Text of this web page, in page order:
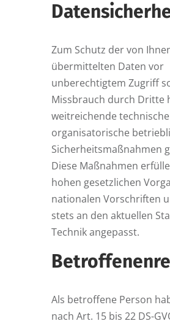
Zum Schutz der von
übermittelten Daten vor
unberechtigtem Zugriff
Missbrauch durch Dritte
weitreichende
organisatorische
Sicherheitsmaßnahmen
Diese Maßnahmen
hohen gesetzlichen
nationalen Vorschriften
stets an den aktuellen
Technik angepasst.
Als betroffene Person
nach Art. 15 bis 22 DS-